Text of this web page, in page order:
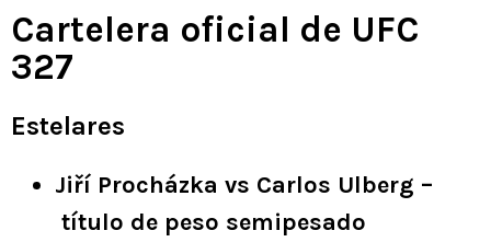
Cartelera oficial de UFC
327
Estelares
Jiří Procházka vs Carlos Ulberg –
título de peso semipesado